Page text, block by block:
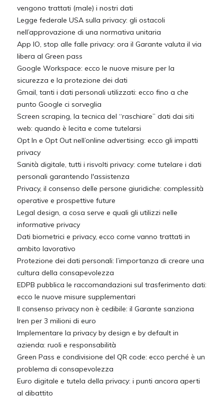
vengono trattati (male) i nostri dati
Legge federale USA sulla privacy: gli ostacoli
nell’approvazione di una normativa unitaria
App IO, stop alle falle privacy: ora il Garante valuta il via
libera al Green pass
Google Workspace: ecco le nuove misure per la
sicurezza e la protezione dei dati
Gmail, tanti i dati personali utilizzati: ecco fino a che
punto Google ci sorveglia
Screen scraping, la tecnica del “raschiare” dati dai siti
web: quando è lecita e come tutelarsi
Opt In e Opt Out nell’online advertising: ecco gli impatti
privacy
Sanità digitale, tutti i risvolti privacy: come tutelare i dati
personali garantendo l'assistenza
Privacy, il consenso delle persone giuridiche: complessità
operative e prospettive future
Legal design, a cosa serve e quali gli utilizzi nelle
informative privacy
Dati biometrici e privacy, ecco come vanno trattati in
ambito lavorativo
Protezione dei dati personali: l’importanza di creare una
cultura della consapevolezza
EDPB pubblica le raccomandazioni sul trasferimento dati:
ecco le nuove misure supplementari
Il consenso privacy non è cedibile: il Garante sanziona
Iren per 3 milioni di euro
Implementare la privacy by design e by default in
azienda: ruoli e responsabilità
Green Pass e condivisione del QR code: ecco perché è un
problema di consapevolezza
Euro digitale e tutela della privacy: i punti ancora aperti
al dibattito